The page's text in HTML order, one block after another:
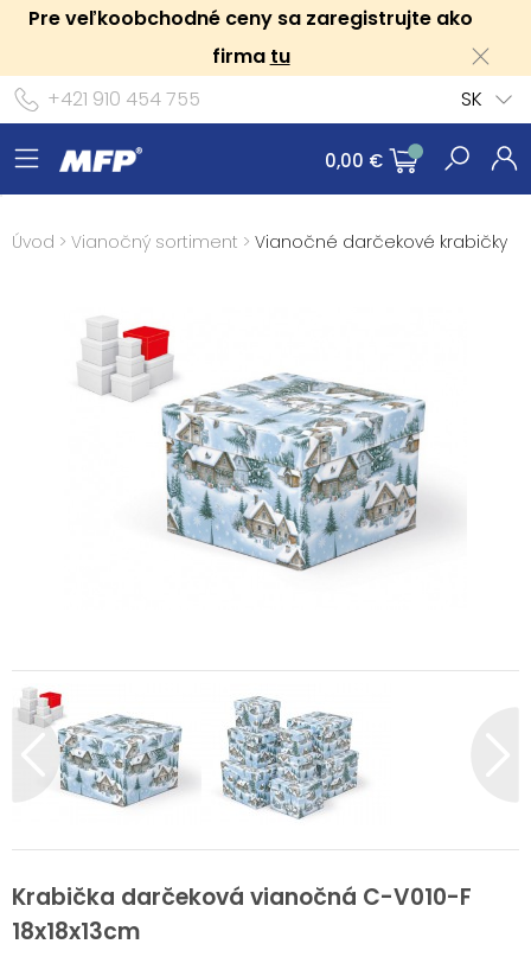
Pre veľkoobchodné ceny sa zaregistrujte ako
firma tu
+421 910 454 755
SK
0,00 €
Úvod > Vianočný sortiment > Vianočné darčekové krabičky
Krabička darčeková vianočná C-V010-F
18x18x13cm